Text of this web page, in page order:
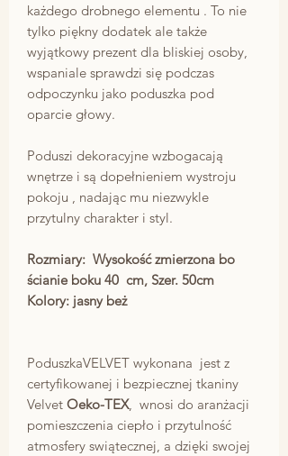
każdego drobnego elementu . To nie
tylko piękny dodatek ale także
wyjątkowy prezent dla bliskiej osoby,
wspaniale sprawdzi się podczas
odpoczynku jako poduszka pod
oparcie głowy.
Poduszi dekoracyjne wzbogacają
wnętrze i są dopełnieniem wystroju
pokoju , nadając mu niezwykle
przytulny charakter i styl.
Rozmiary: Wysokość zmierzona bo
ścianie boku 40 cm, Szer. 50cm
Kolory: jasny beż
PoduszkaVELVET wykonana jest z
certyfikowanej i bezpiecznej tkaniny
Velvet Oeko-TEX, wnosi do aranżacji
pomieszczenia ciepło i przytulność
atmosfery swiątecznej, a dzięki swojej